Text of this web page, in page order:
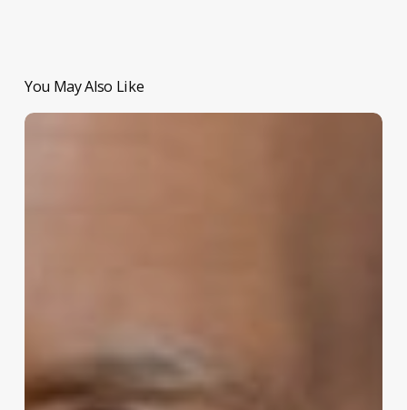
You May Also Like